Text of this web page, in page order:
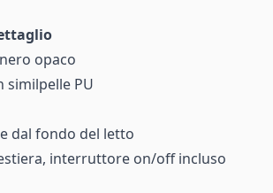
opaco
PU
dal fondo del letto
interruttore on/off incluso